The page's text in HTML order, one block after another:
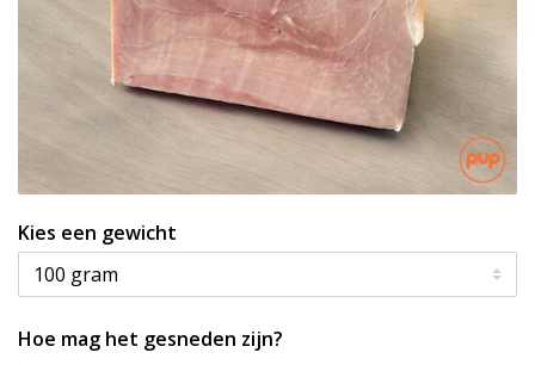
Kies een gewicht
Hoe mag het gesneden zijn?